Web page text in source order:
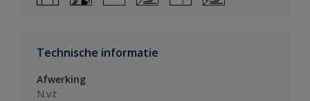
Technische informatie
Afwerking
N.v.t